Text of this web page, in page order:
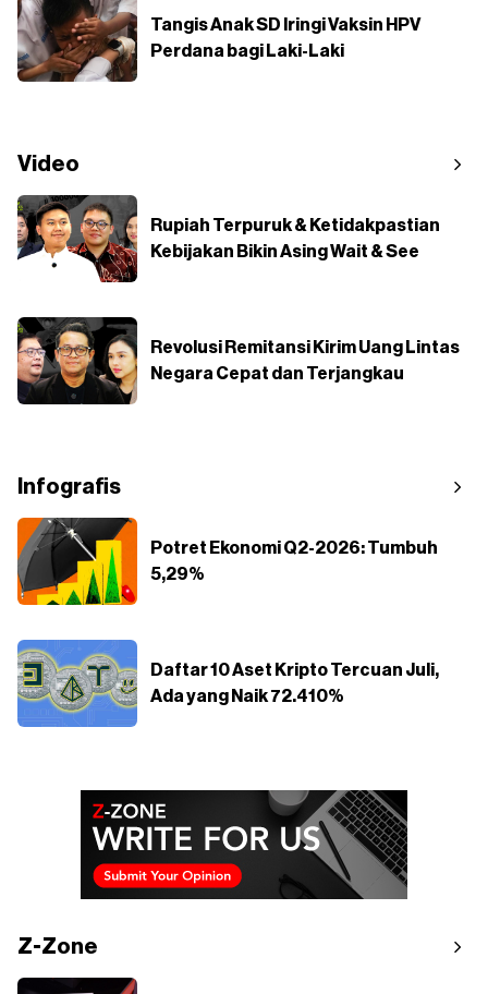
Tangis Anak SD Iringi Vaksin HPV
Perdana bagi Laki-Laki
Video
Rupiah Terpuruk & Ketidakpastian
Kebijakan Bikin Asing Wait & See
Revolusi Remitansi Kirim Uang Lintas
Negara Cepat dan Terjangkau
Infografis
Potret Ekonomi Q2-2026: Tumbuh
5,29%
Daftar 10 Aset Kripto Tercuan Juli,
Ada yang Naik 72.410%
Z-Zone